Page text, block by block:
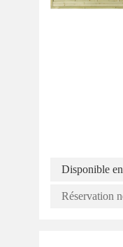
Disponible
Réservation